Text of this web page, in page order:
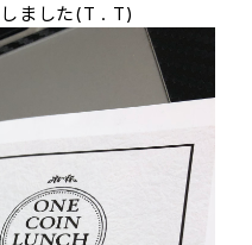
ました(T . T)